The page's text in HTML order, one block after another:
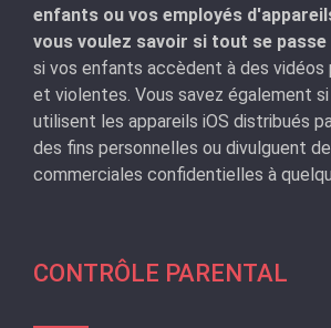
enfants ou vos employés
vous voulez savoir si tout se passe
si vos enfants accèdent à des vidéos
et violentes. Vous savez également
utilisent les appareils iOS distribués
des fins personnelles ou divulguent
commerciales confidentielles à
CONTRÔLE PARENTAL